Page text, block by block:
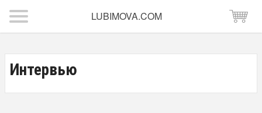
LUBIMOVA.COM
Интервью